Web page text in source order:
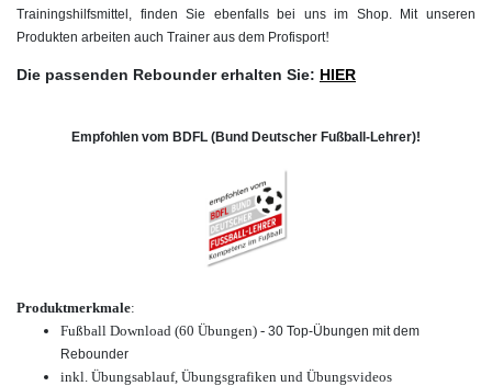
Trainingshilfsmittel, finden Sie ebenfalls bei uns im Shop. Mit unseren
Produkten arbeiten auch Trainer aus dem Profisport!
Die passenden Rebounder erhalten Sie: HIER
Empfohlen vom BDFL (Bund Deutscher Fußball-Lehrer)!
Produktmerkmale:
Fußball Download (60 Übungen) - 30 Top-Übungen mit dem
Rebounder
inkl. Übungsablauf, Übungsgrafiken und Übungsvideos